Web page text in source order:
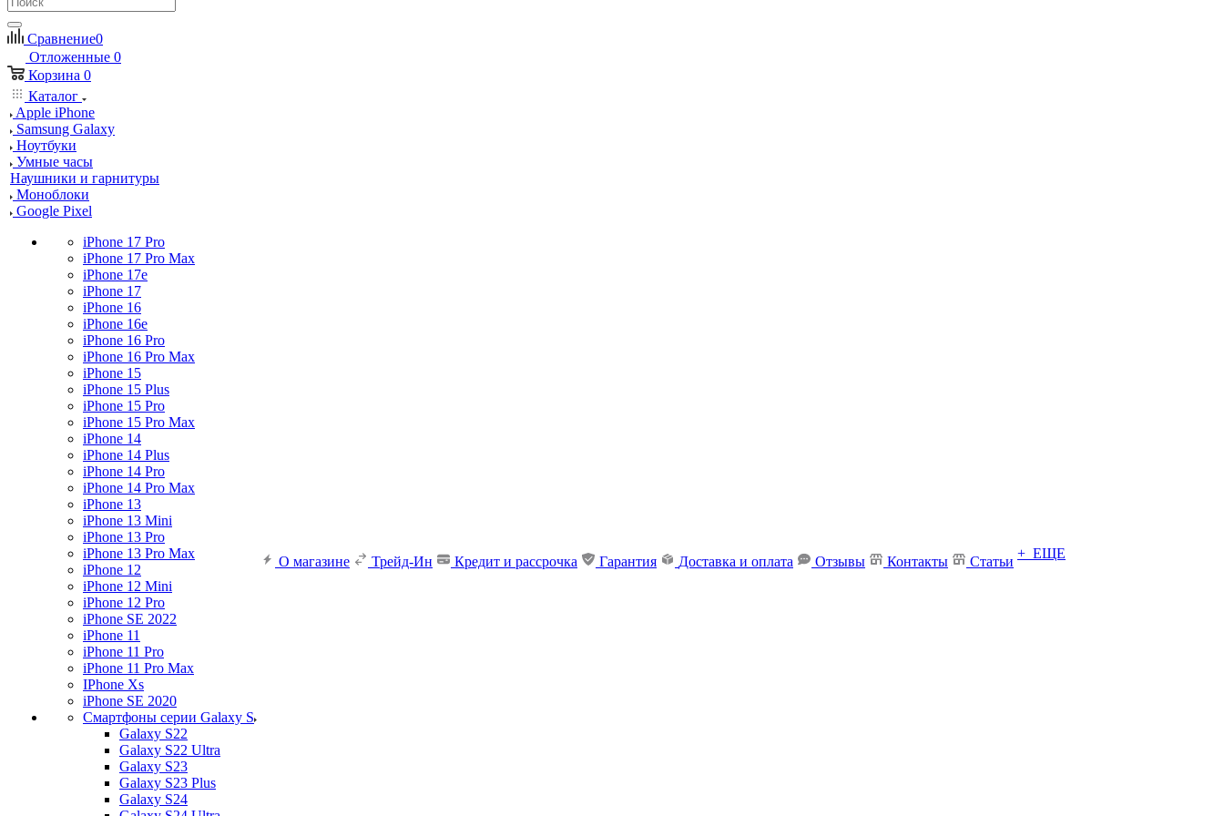
Сравнение0
Отложенные 0
Корзина 0
Каталог
Apple iPhone
Samsung Galaxy
Ноутбуки
Умные часы
Наушники и гарнитуры
Моноблоки
Google Pixel
iPhone 17 Pro
iPhone 17 Pro Max
iPhone 17e
iPhone 17
iPhone 16
iPhone 16e
iPhone 16 Pro
iPhone 16 Pro Max
iPhone 15
iPhone 15 Plus
iPhone 15 Pro
iPhone 15 Pro Max
iPhone 14
iPhone 14 Plus
iPhone 14 Pro
iPhone 14 Pro Max
iPhone 13
iPhone 13 Mini
iPhone 13 Pro
iPhone 13 Pro Max
iPhone 12
iPhone 12 Mini
iPhone 12 Pro
iPhone SE 2022
iPhone 11
iPhone 11 Pro
iPhone 11 Pro Max
IPhone Xs
iPhone SE 2020
Смартфоны серии Galaxy S
Galaxy S22
Galaxy S22 Ultra
Galaxy S23
Galaxy S23 Plus
Galaxy S24
О магазине Трейд-Ин Кредит и рассрочка Гарантия Доставка и оплата Отзывы Контакты Статьи
+ ЕЩЕ